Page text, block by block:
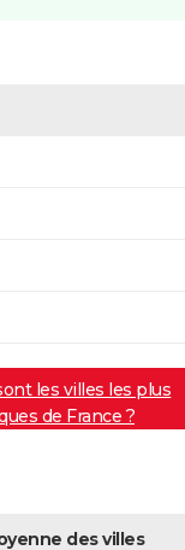
les villes les plus
de France ?
des villes